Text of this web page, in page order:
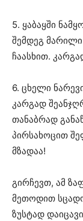
5. ყაბაყში
შემდეგ
ჩაასხით.
6. ცხელი
კარგად
თანაბრად
პირსახოცით
მზადაა!
გირჩევთ, ამ
მეთოდით
ზუსტად